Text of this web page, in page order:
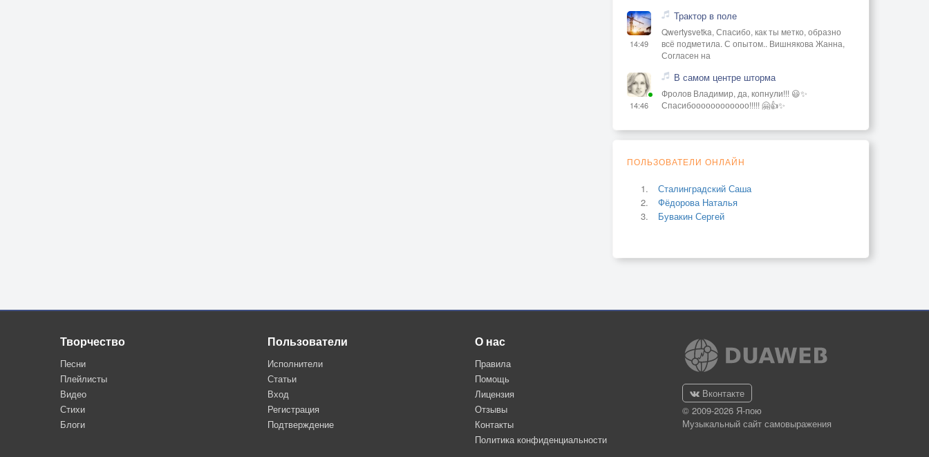
14:49
Трактор в поле
Qwertysvetka, Спасибо, как ты метко, образно
всё подметила. С опытом.. Вишнякова Жанна,
Согласен на
14:46
В самом центре шторма
Фролов Владимир, да, копнули!!! 😃✨
Спасибоооооооооооо!!!!! 🤗👍✨
ПОЛЬЗОВАТЕЛИ ОНЛАЙН
Сталинградский Саша
Фёдорова Наталья
Бувакин Сергей
Творчество
Песни
Плейлисты
Видео
Стихи
Блоги
Пользователи
Исполнители
Статьи
Вход
Регистрация
Подтверждение
О нас
Правила
Помощь
Лицензия
Отзывы
Контакты
Политика конфиденциальности
Вконтакте
© 2009-2026 Я-пою
Музыкальный сайт самовыражения